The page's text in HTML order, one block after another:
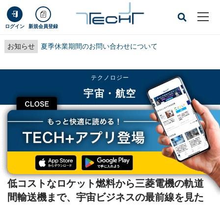
ログイン 新規会員登録
お知らせ 夏季休業期間のお問い合わせについて
CLOSE
テクノロジー
宇宙・航空
TECH+ テクノロジー
宇宙・航空
低コストなロケット燃料から三菱電機の軌道間輸送機まで、宇宙ビジネスの最前
レポート
低コストなロケット燃料から三菱電機の軌道
間輸送機まで、宇宙ビジネスの最前線を見た